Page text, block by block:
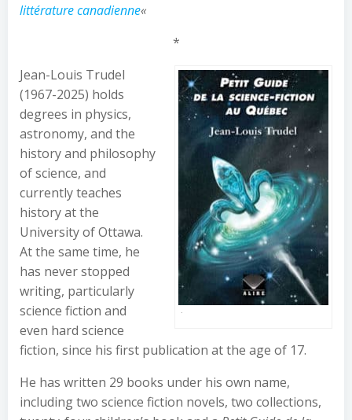
littérature canadienne«
*
Jean-Louis Trudel
(1967-2025) holds
degrees in physics,
astronomy, and the
history and philosophy
of science, and
currently teaches
history at the
University of Ottawa.
At the same time, he
has never stopped
writing, particularly
science fiction and
even hard science
fiction, since his first publication at the age of 17.
He has written 29 books under his own name,
including two science fiction novels, two collections,